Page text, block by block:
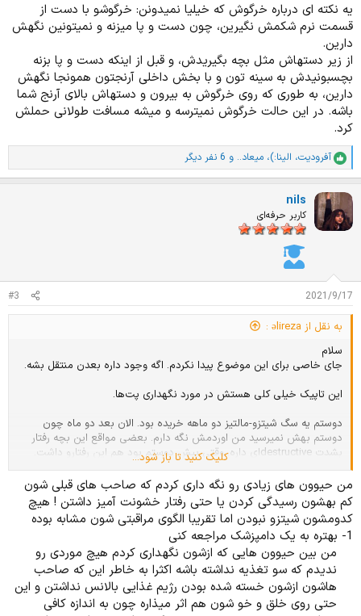
یه نکته ای درباره خرگوش که خیلیا نمیدونن: خرگوشو با دست از
قسمت نرم شکمش نگیرین، چون دست و پا میزنه و نمیتونین نگهش
دارین.
از زیر دستهاش مثل بچه بگیریدش، و قبل از اینکه دست و پا بزنه
بچسبونیدش به سینه تون و با بخش داخلی آرنجتون همونجا نگهش
دارین، به طوری که روی خرگوش به بیرون و دستهاش بالای آرنج شما
باشه. در این حالت خرگوش نمیترسه و میشه مسافت طولانی حملش
کرد.
ا
م
ت
ا
ز
آفرودیت، الینا:)، میعاد.. و 6 نفر دیگر
nils
کاربر حرفه‌ای
2021/9/17
#3
به نقل از əlireza :
سلام
جای خاصی برای این موضوع پیدا نکردم. اگه وجود داره بعدن منتقل بشه.
این تاپیک خیلی کلی هستش در مورد نگهداری پت‌ها.
دوستم یه سگ شیتزو-مالتیز دو ماهه خریده بود. الان بعد دو ماه چون
دوستم بهش نمیرسید من اوردمش نگه دارم. بعضی مواقع این بچه رفتار
بشدت destructiveای داره. وقتی پیش دوستم بود هم این رفتارو داشت.
شب‌ها تنها مونده. کلا مدت زمان زیادی رو تنها مونده. به لحاظ ظاهری
سالمه، به نظر نمیاد که که مشکل پزشکی خاصی داشته باشه. اسهال و
استفراغ و.. هم نداره. الان من باید برای تربیت و تصحیح رفتارش چیکار کنم؟
راهی وجود داره که این بشر کمتر سر و صدا بکنه و من بتونم توی آپارتمان
نگهش دارم؟
کلیک کنید تا باز شود...
من حیوون های زیادی رو نگه داری کردم که صاحب های قبلی شون
کم بهشون رسیدگی کردن یا حتی رفتار خشونت آمیز داشتن ! هیچ
کدومشون شیتزو نبودن اما تقریبا الگوی مراقبتی شون مشابه بوده
1- بهتره به یک دامپزشک مراجعه کنی
من بین حیوون هایی که ازشون نگهداری کردم هیچ موردی رو
ندیدم که سو تغذیه نداشته باشه اکثرا به خاطر این که صاحب
هاشون ازشون خسته شده بودن رژیم غذایی بالانس نداشتن و این
حتی روی خلق و خو شون هم اثر میذاره چون به اندازه کافی